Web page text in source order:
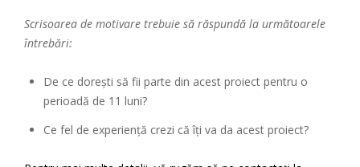
Scrisoarea de motivare trebuie să răspundă la următoarele
întrebări:
De ce dorești să fii parte din acest proiect pentru o
perioadă de 11 luni?
Ce fel de experiență crezi că îți va da acest proiect?